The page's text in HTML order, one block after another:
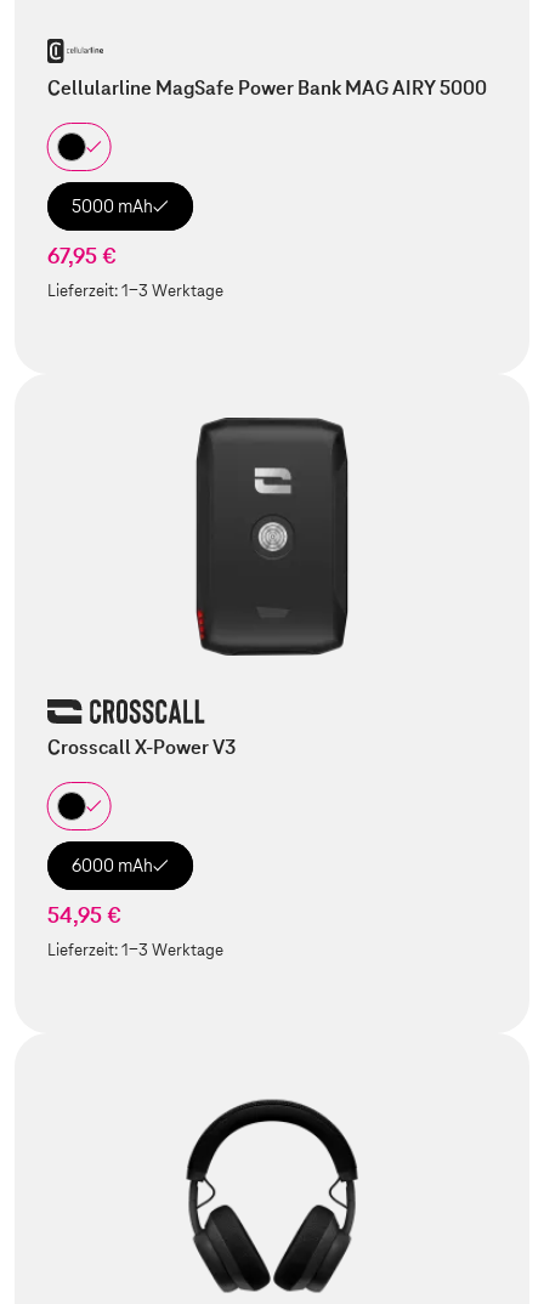
Cellularline MagSafe Power Bank MAG AIRY 5000
5000 mAh
67,95 €
Lieferzeit:1-3 Werktage
Crosscall X-Power V3
6000 mAh
54,95 €
Lieferzeit:1-3 Werktage